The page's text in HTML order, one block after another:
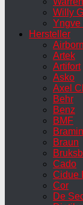
Willy
Yngve
Hersteller
Artek
Artifort
Asko
Axel
Behr
Benz
BMF
Bramin
Braun
Cado
Cidue
Cor
De